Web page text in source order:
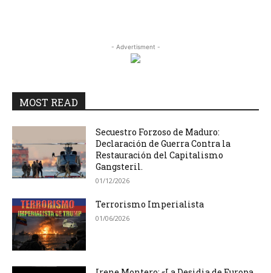
- Advertisment -
MOST READ
Secuestro Forzoso de Maduro:
Declaración de Guerra Contra la
Restauración del Capitalismo
Gangsteril.
01/12/2026
Terrorismo Imperialista
01/06/2026